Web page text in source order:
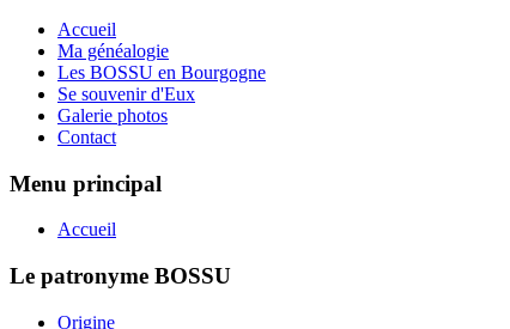
Accueil
Ma généalogie
Les BOSSU en Bourgogne
Se souvenir d'Eux
Galerie photos
Contact
Menu principal
Accueil
Le patronyme BOSSU
Origine